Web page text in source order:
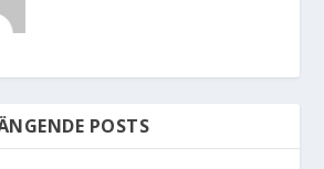
POSTS